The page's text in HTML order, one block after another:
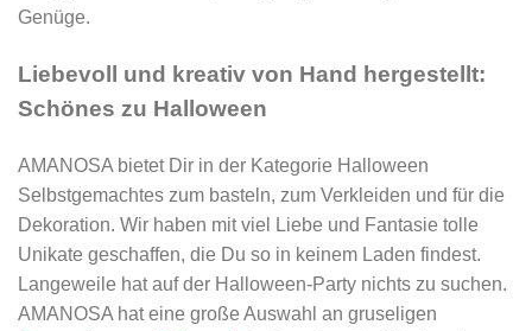
Genüge.
Liebevoll und kreativ von Hand hergestellt:
Schönes zu Halloween
AMANOSA bietet Dir in der Kategorie Halloween
Selbstgemachtes zum basteln, zum Verkleiden und für die
Dekoration. Wir haben mit viel Liebe und Fantasie tolle
Unikate geschaffen, die Du so in keinem Laden findest.
Langeweile hat auf der Halloween-Party nichts zu suchen.
AMANOSA hat eine große Auswahl an gruseligen